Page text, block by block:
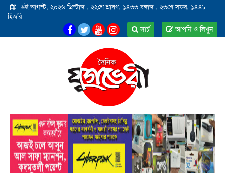
৬ই আগস্ট, ২০২৬ খ্রিস্টাব্দ , ২২শে শ্রাবণ, ১৪৩৩ বঙ্গাব্দ , ২৩শে সফর, ১৪৪৮
হিজরি
আপনি ও লিখুন
সার্চ